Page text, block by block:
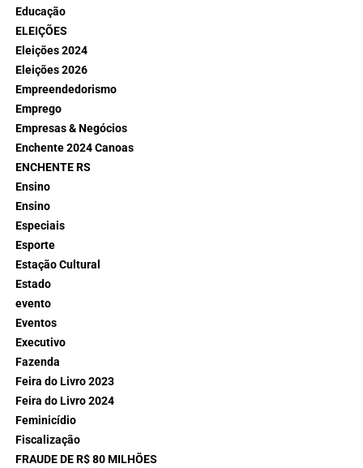
Educação
ELEIÇÕES
Eleições 2024
Eleições 2026
Empreendedorismo
Emprego
Empresas & Negócios
Enchente 2024 Canoas
ENCHENTE RS
Ensino
Ensino
Especiais
Esporte
Estação Cultural
Estado
evento
Eventos
Executivo
Fazenda
Feira do Livro 2023
Feira do Livro 2024
Feminicídio
Fiscalização
FRAUDE DE R$ 80 MILHÕES